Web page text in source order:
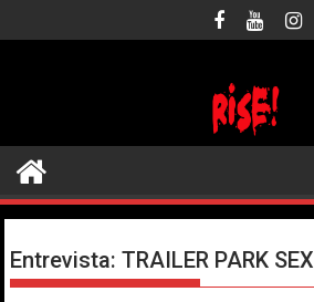
al
Entrevista: TRAILER PARK SEX